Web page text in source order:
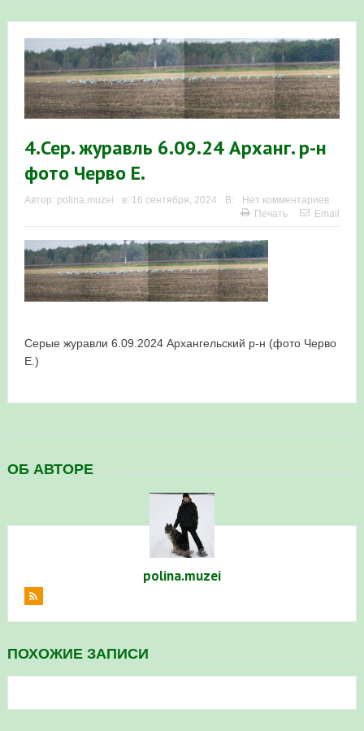
Три птенца сапсанов Уралсиба получили имена и
кольца
Итоги акции «Весенняя перекличка-2026» в
«Весенняя перекличка-2026» — 21-31 мая 2026
Мероприятие для ребят из дневного лагеря центра
Фотофиксация и осмотр птенцов сапсанов на крыше
Уралсиба в Уфе в 2026 г.
проекте «Развитие программы мониторинга
в Республике Башкортостан в 2026 году
4.Сер. журавль 6.09.24 Арханг. р-н
фото Черво Е.
Автор: polina.muzei в: 16 сентября, 2024 В:
Нет комментариев
Печать
Email
Серые журавли 6.09.2024 Архангельский р-н (фото Черво
Е.)
ОБ АВТОРЕ
polina.muzei
ПОХОЖИЕ ЗАПИСИ